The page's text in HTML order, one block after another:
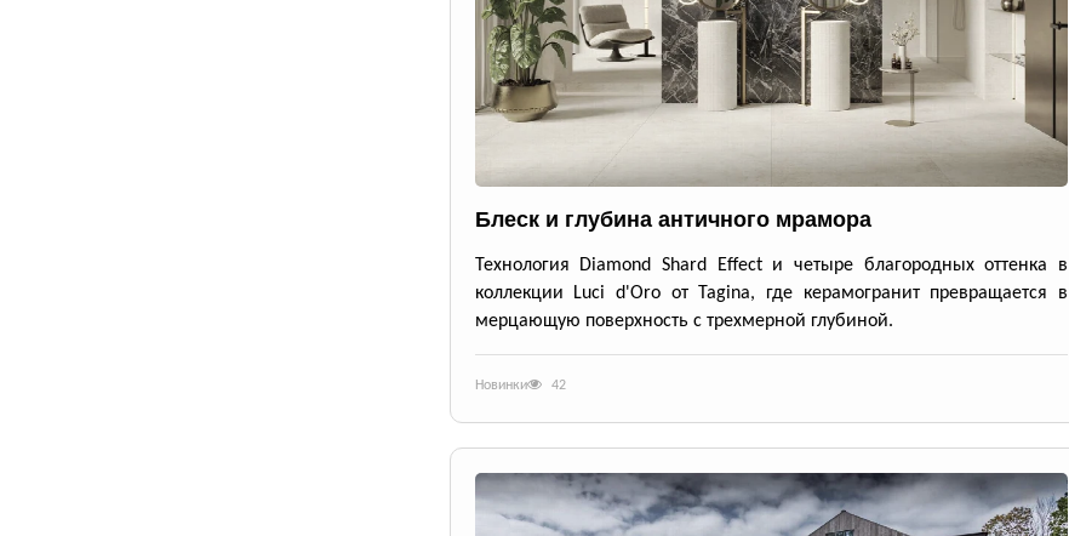
Блеск и глубина античного мрамора
Технология Diamond Shard Effect и четыре благородных оттенка в
коллекции Luci d'Oro от Tagina, где керамогранит превращается в
мерцающую поверхность с трехмерной глубиной.
Новинки 42